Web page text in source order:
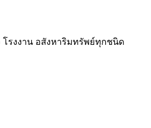
รงงาน อสังหาริมทรัพย์ทุกชนิด